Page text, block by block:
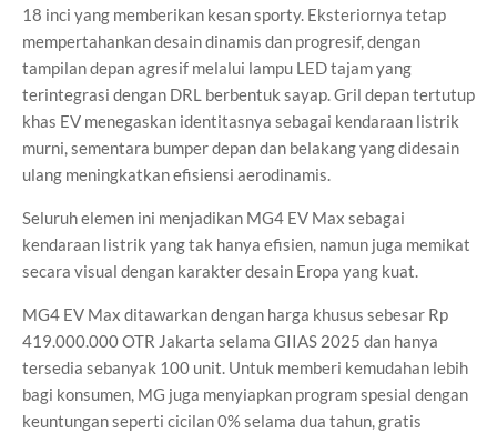
18 inci yang memberikan kesan sporty. Eksteriornya tetap
mempertahankan desain dinamis dan progresif, dengan
tampilan depan agresif melalui lampu LED tajam yang
terintegrasi dengan DRL berbentuk sayap. Gril depan tertutup
khas EV menegaskan identitasnya sebagai kendaraan listrik
murni, sementara bumper depan dan belakang yang didesain
ulang meningkatkan efisiensi aerodinamis.
Seluruh elemen ini menjadikan MG4 EV Max sebagai
kendaraan listrik yang tak hanya efisien, namun juga memikat
secara visual dengan karakter desain Eropa yang kuat.
MG4 EV Max ditawarkan dengan harga khusus sebesar Rp
419.000.000 OTR Jakarta selama GIIAS 2025 dan hanya
tersedia sebanyak 100 unit. Untuk memberi kemudahan lebih
bagi konsumen, MG juga menyiapkan program spesial dengan
keuntungan seperti cicilan 0% selama dua tahun, gratis